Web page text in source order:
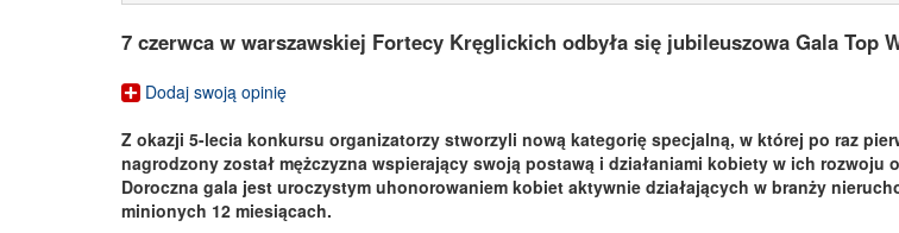
7 czerwca w warszawskiej Fortecy Kręglickich odbyła się jubileuszowa Gala Top
Dodaj swoją opinię
Z okazji 5-lecia konkursu organizatorzy stworzyli nową kategorię specjalną, w której po raz
nagrodzony został mężczyzna wspierający swoją postawą i działaniami kobiety w ich rozwoju
Doroczna gala jest uroczystym uhonorowaniem kobiet aktywnie działających w branży
minionych 12 miesiącach.